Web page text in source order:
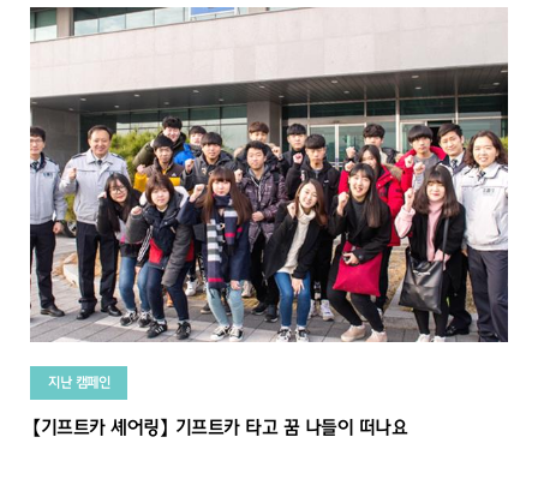
지난 캠페인
【기프트카 셰어링】 기프트카 타고 꿈 나들이 떠나요